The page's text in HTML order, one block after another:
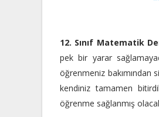
12. Sınıf Matematik
pek bir yarar
öğrenmeniz bakımından
kendiniz tamamen
öğrenme sağlanmış